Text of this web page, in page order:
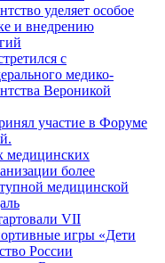
уделяет особое
и внедрению
с
медико-
Вероникой
участие в Форуме
медицинских
более
медицинской
VII
игры «Дети
России